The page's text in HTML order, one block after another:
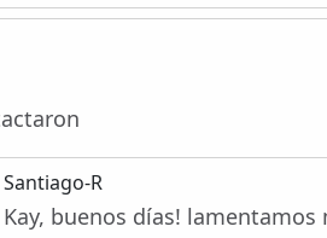
Santiago-R
Kay, buenos días!